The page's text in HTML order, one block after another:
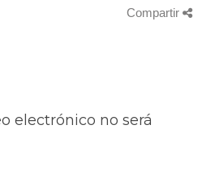
Compartir
electrónico no será